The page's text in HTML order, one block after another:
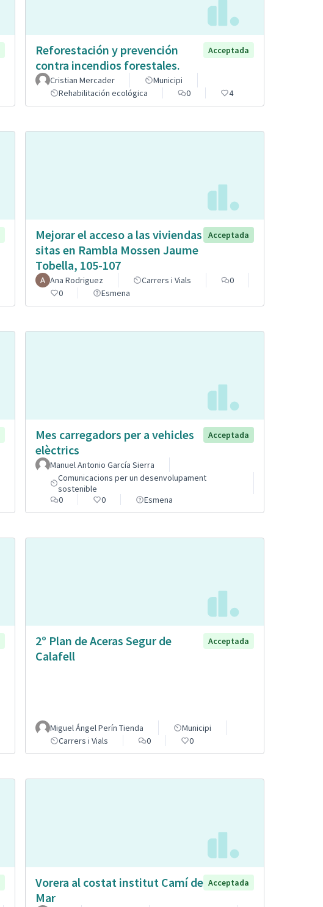
Reforestación y prevención
contra incendios forestales.
Acceptada
Cristian Mercader
Municipi
Rehabilitación ecológica
0 4
Mejorar el acceso a las viviendas
sitas en Rambla Mossen Jaume
Tobella, 105-107
Acceptada
Ana Rodriguez Carrers i Vials
0
0
Esmena
Mes carregadors per a vehicles
elèctrics
Acceptada
Manuel Antonio García Sierra
Comunicacions per un desenvolupament
sostenible
0
0 Esmena
2º Plan de Aceras Segur de
Calafell
Acceptada
Miguel Ángel Perín Tienda
Municipi
Carrers i Vials
0 0
Vorera al costat institut Camí de
Mar
Acceptada